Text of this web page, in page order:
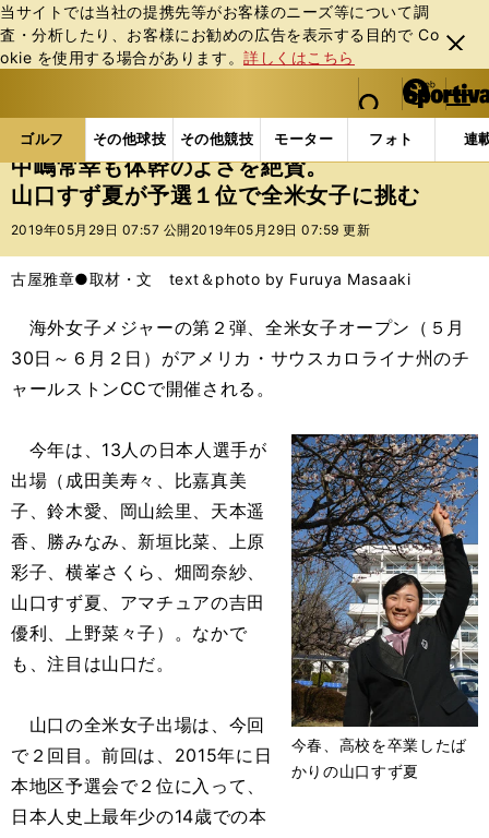
当サイトでは当社の提携先等がお客様のニーズ等について調
査・分析したり、お客様にお勧めの広告を表⽰する⽬的で Co
okie を使⽤する場合があります。詳しくはこちら
閉じ
る
web Sportiva (webスポルティーバ)
検索
マイペ
ー
ジ
メニュ
ゴルフ その他球技 その他競技 モーター フォト 連
ス
ポ
ル
バ
ゴルフの記事一覧 ゴルフ 女子ゴルフ 中嶋常幸
中嶋常幸も体幹のよさを絶賛。
山口すず夏が予選１位で全米女子に挑む
2019年05月29日 07:57 公開 2019年05月29日 07:59 更新
古屋雅章●取材・文 text＆photo by Furuya Masaaki
海外女子メジャーの第２弾、全米女子オープン（５月
30日～６月２日）がアメリカ・サウスカロライナ州のチ
ャールストンCCで開催される。
今春、高校を卒業したば
かりの山口すず夏
今年は、13人の日本人選手が
出場（成田美寿々、比嘉真美
子、鈴木愛、岡山絵里、天本遥
香、勝みなみ、新垣比菜、上原
彩子、横峯さくら、畑岡奈紗、
山口すず夏、アマチュアの吉田
優利、上野菜々子）。なかで
も、注目は山口だ。
山口の全米女子出場は、今回
で２回目。前回は、2015年に日
本地区予選会で２位に入って、
日本人史上最年少の14歳での本